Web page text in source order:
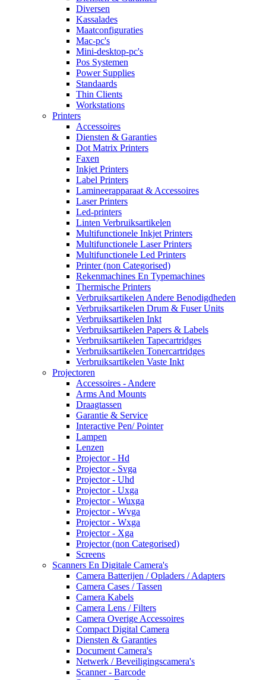
Diversen
Kassalades
Maatconfiguraties
Mac-pc's
Mini-desktop-pc's
Pos Systemen
Power Supplies
Standaards
Thin Clients
Workstations
Printers
Accessoires
Diensten & Garanties
Dot Matrix Printers
Faxen
Inkjet Printers
Label Printers
Lamineerapparaat & Accessoires
Laser Printers
Led-printers
Linten Verbruiksartikelen
Multifunctionele Inkjet Printers
Multifunctionele Laser Printers
Multifunctionele Led Printers
Printer (non Categorised)
Rekenmachines En Typemachines
Thermische Printers
Verbruiksartikelen Andere Benodigdheden
Verbruiksartikelen Drum & Fuser Units
Verbruiksartikelen Inkt
Verbruiksartikelen Papers & Labels
Verbruiksartikelen Tapecartridges
Verbruiksartikelen Tonercartridges
Verbruiksartikelen Vaste Inkt
Projectoren
Accessoires - Andere
Arms And Mounts
Draagtassen
Garantie & Service
Interactive Pen/ Pointer
Lampen
Lenzen
Projector - Hd
Projector - Svga
Projector - Uhd
Projector - Uxga
Projector - Wuxga
Projector - Wvga
Projector - Wxga
Projector - Xga
Projector (non Categorised)
Screens
Scanners En Digitale Camera's
Camera Batterijen / Opladers / Adapters
Camera Cases / Tassen
Camera Kabels
Camera Lens / Filters
Camera Overige Accessoires
Compact Digital Camera
Diensten & Garanties
Document Camera's
Netwerk / Beveiligingscamera's
Scanner - Barcode